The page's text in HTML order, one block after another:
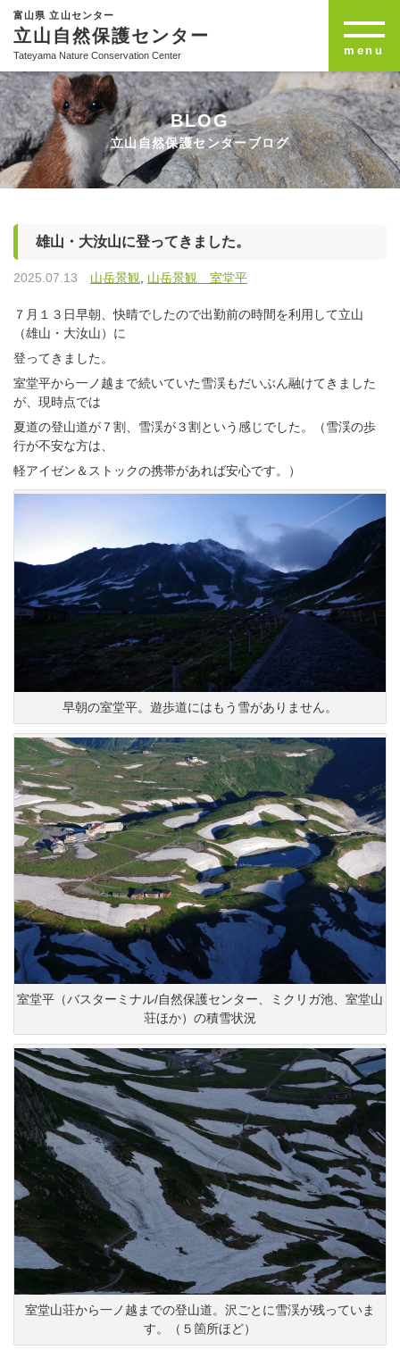
富山県 立山センター
立山自然保護センター
Tateyama Nature Conservation Center menu
BLOG
立山自然保護センターブログ
雄山・大汝山に登ってきました。
2025.07.13 山岳景観 山岳景観 室堂平
７月１３日早朝、快晴でしたので出勤前の時間を利用して立山
（雄山・大汝山）に
登ってきました。
室堂平から一ノ越まで続いていた雪渓もだいぶん融けてきました
が、現時点では
夏道の登山道が７割、雪渓が３割という感じでした。（雪渓の歩
行が不安な方は、
軽アイゼン＆ストックの携帯があれば安心です。）
早朝の室堂平。遊歩道にはもう雪がありません。
室堂平（バスターミナル/自然保護センター、ミクリガ池、室堂山
荘ほか）の積雪状況
室堂山荘から一ノ越までの登山道。沢ごとに雪渓が残っていま
す。（５箇所ほど）